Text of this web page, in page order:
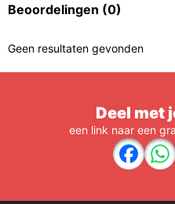
Beoordelingen (0)
Geen resultaten gevonden
Deel met
een link naar een